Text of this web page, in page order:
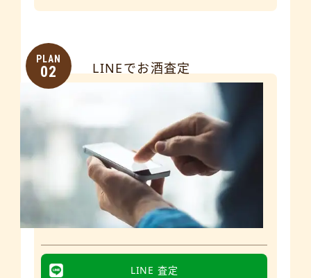
PLAN
02 LINEでお酒査定
LINE 査定